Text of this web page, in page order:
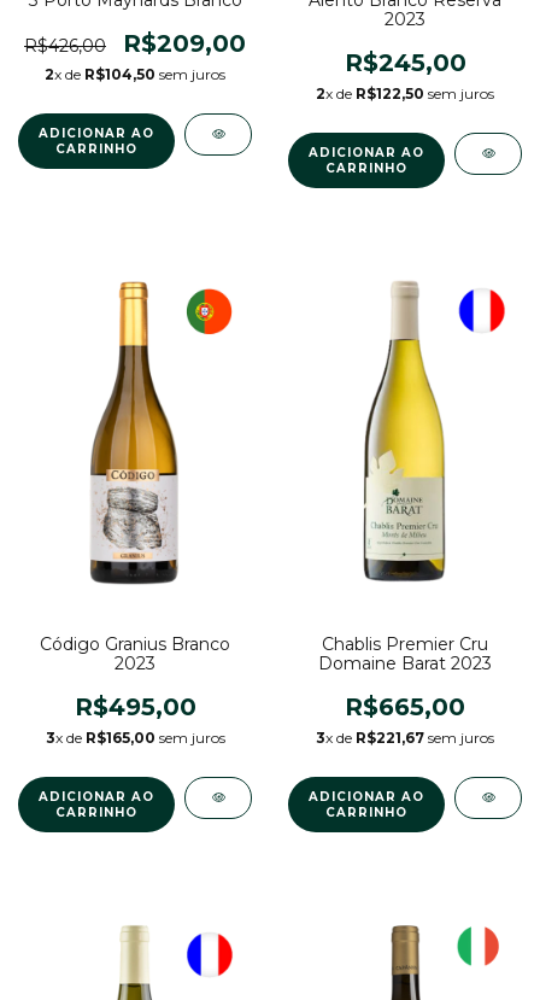
R$426,00 R$209,00
2x de R$104,50 sem juros
2023
R$245,00
2x de R$122,50 sem juros
Código Granius Branco
2023
R$495,00
3x de R$165,00 sem juros
Chablis Premier Cru
Domaine Barat 2023
R$665,00
3x de R$221,67 sem juros